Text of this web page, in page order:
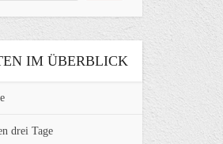
IM ÜBERBLICK
drei Tage